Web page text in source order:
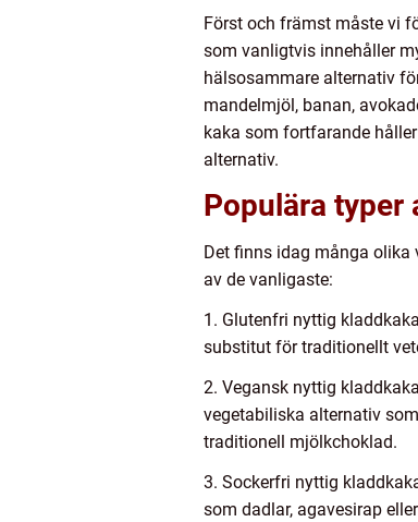
Först och främst måste vi
som vanligtvis innehåller
hälsosammare alternativ
mandelmjöl, banan,
kaka som fortfarande
alternativ.
Populära typer
Det finns idag många
av de vanligaste:
1. Glutenfri nyttig
substitut för traditionellt
2. Vegansk nyttig
vegetabiliska alternativ
traditionell mjölkchoklad.
3. Sockerfri nyttig
som dadlar, agavesirap